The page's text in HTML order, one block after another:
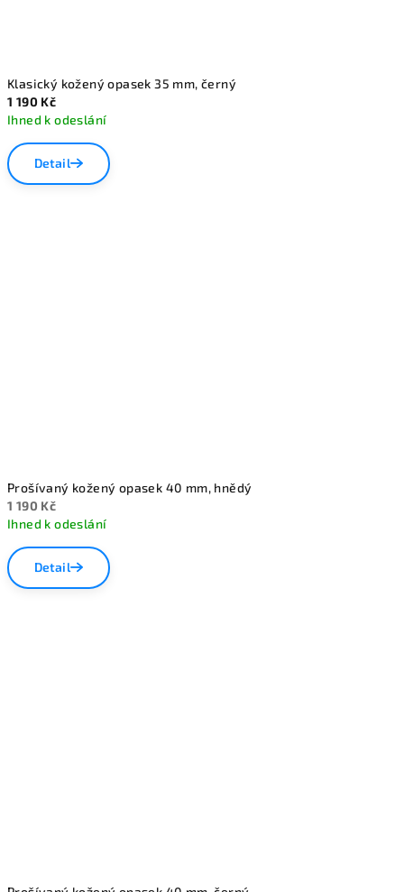
Klasický kožený opasek 35 mm, černý
1 190 Kč
Ihned k odeslání
Detail
Prošívaný kožený opasek 40 mm, hnědý
1 190 Kč
Ihned k odeslání
Detail